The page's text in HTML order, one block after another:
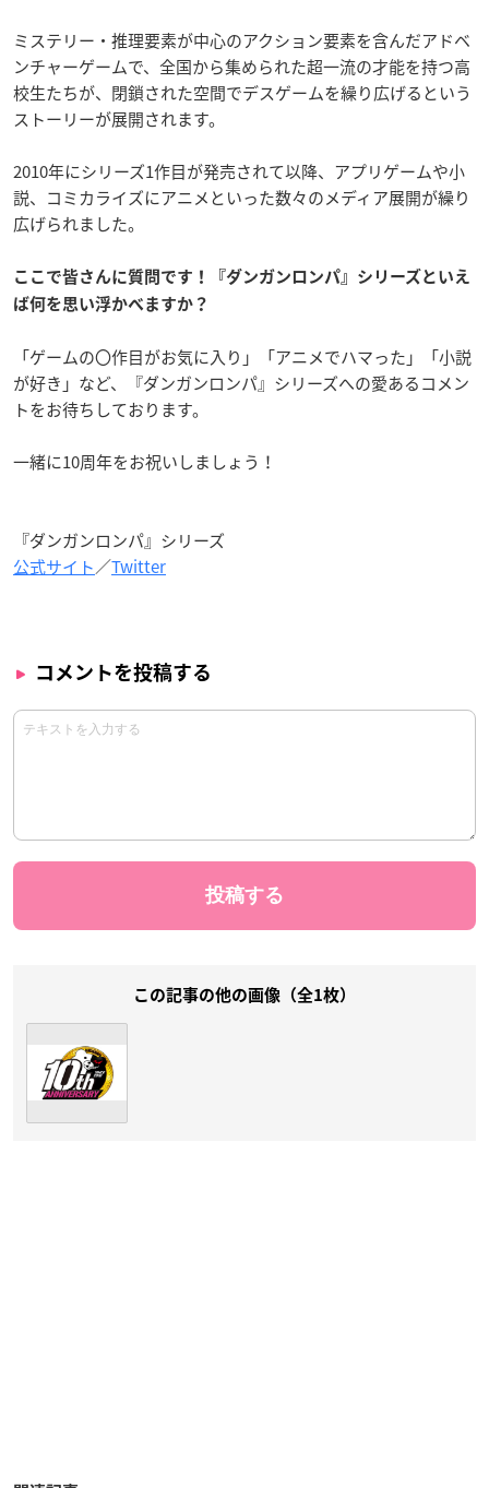
ミステリー・推理要素が中心のアクション要素を含んだアドベ
ンチャーゲームで、全国から集められた超一流の才能を持つ高
校生たちが、閉鎖された空間でデスゲームを繰り広げるという
ストーリーが展開されます。
2010年にシリーズ1作目が発売されて以降、アプリゲームや小
説、コミカライズにアニメといった数々のメディア展開が繰り
広げられました。
ここで皆さんに質問です！『ダンガンロンパ』シリーズといえ
ば何を思い浮かべますか？
「ゲームの〇作目がお気に入り」「アニメでハマった」「小説
が好き」など、『ダンガンロンパ』シリーズへの愛あるコメン
トをお待ちしております。
一緒に10周年をお祝いしましょう！
『ダンガンロンパ』シリーズ
公式サイト／Twitter
コメントを投稿する
この記事の他の画像（全1枚）